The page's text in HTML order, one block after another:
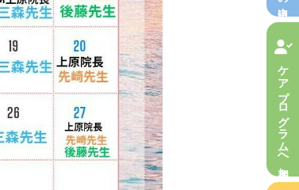
ケアプログラムへ参加